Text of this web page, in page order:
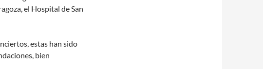
el Hospital de San
estas han sido
bien